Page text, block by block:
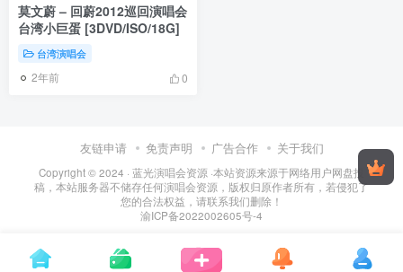
莫文蔚 – 回蔚2012巡回演唱会
台湾小巨蛋 [3DVD/ISO/18G]
台湾演唱会
2年前 0
友链申请 免责声明 广告合作 关于我们
Copyright © 2024 · 蓝光演唱会资源 ·本站资源来源于网络用户网盘投
稿，本站服务器不储存任何演唱会资源，版权归原作者所有，若侵犯了
您的合法权益，请联系我们删除！
渝ICP备2022002605号-4